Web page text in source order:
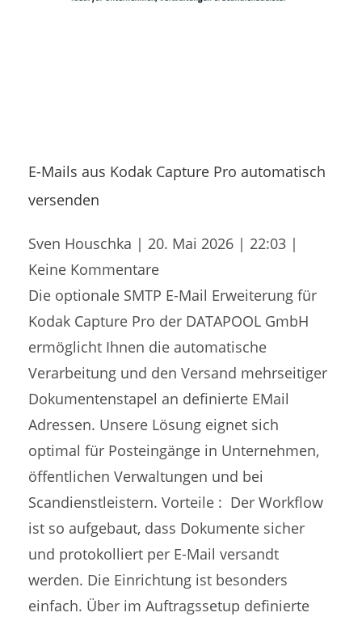
E-Mails aus Kodak Capture Pro automatisch
versenden
Sven Houschka 20. Mai 2026
22:03
Keine Kommentare
Die optionale SMTP E-Mail Erweiterung für
Kodak Capture Pro der DATAPOOL GmbH
ermöglicht Ihnen die automatische
Verarbeitung und den Versand mehrseitiger
Dokumentenstapel an definierte EMail
Adressen. Unsere Lösung eignet sich
optimal für Posteingänge in Unternehmen,
öffentlichen Verwaltungen und bei
Scandienstleistern. Vorteile : Der Workflow
ist so aufgebaut, dass Dokumente sicher
und protokolliert per E-Mail versandt
werden. Die Einrichtung ist besonders
einfach. Über im Auftragssetup definierte